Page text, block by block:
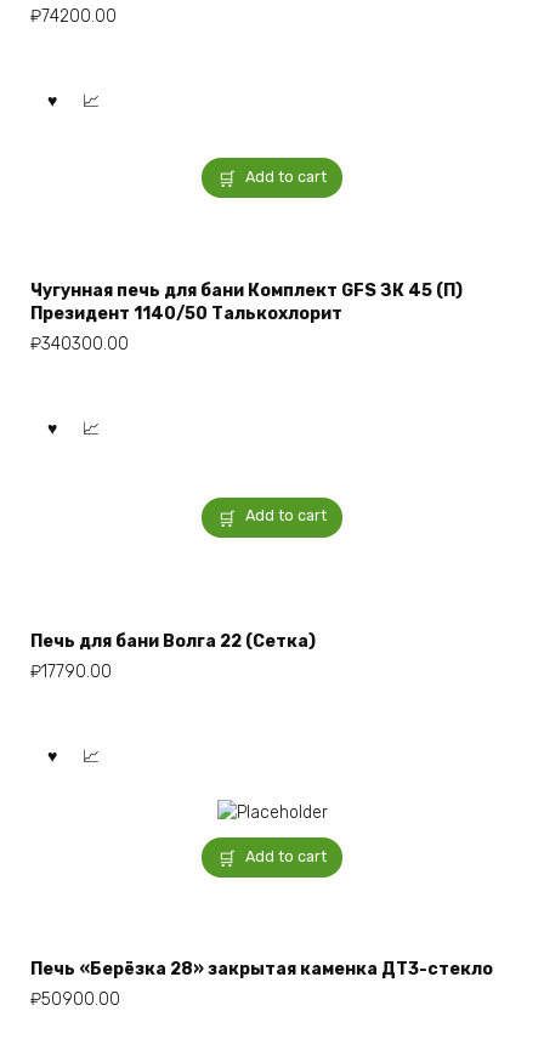
₽74200.00
Add to cart
Чугунная печь для бани Комплект GFS ЗК 45 (П)
Президент 1140/50 Талькохлорит
₽340300.00
Add to cart
Печь для бани Волга 22 (Сетка)
₽17790.00
Add to cart
Печь «Берёзка 28» закрытая каменка ДТ3-стекло
₽50900.00